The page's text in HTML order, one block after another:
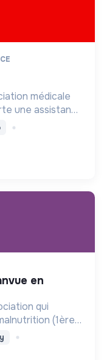
médicale
une assistance
vie est
qui
moins de 5